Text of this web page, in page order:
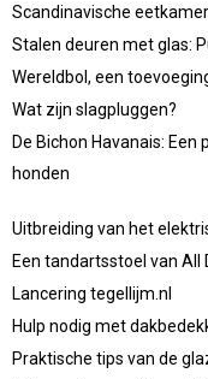
Scandinavische
Stalen deuren met glas:
Wereldbol, een
Wat zijn slagpluggen?
De Bichon Havanais:
honden
Uitbreiding van het
Een tandartsstoel van All
Lancering tegellijm.nl
Hulp nodig met
Praktische tips van de